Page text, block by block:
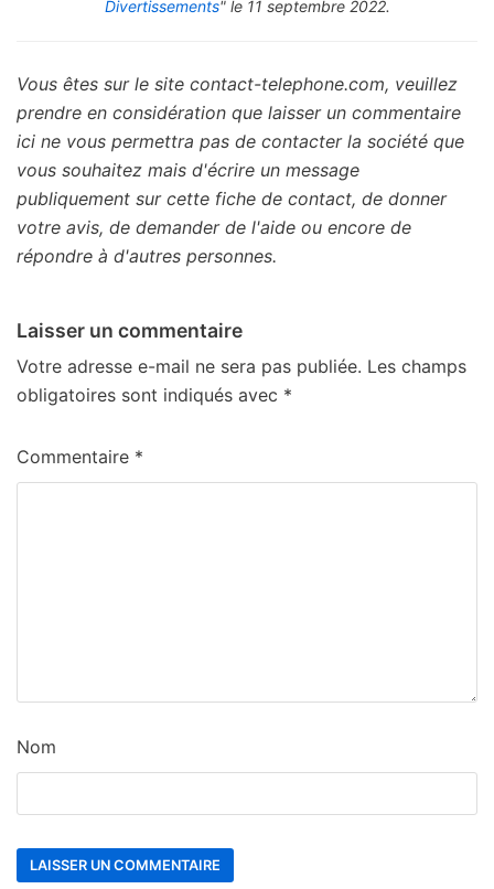
Divertissements" le 11 septembre 2022.
Vous êtes sur le site contact-telephone.com, veuillez
prendre en considération que laisser un commentaire
ici ne vous permettra pas de contacter la société que
vous souhaitez mais d'écrire un message
publiquement sur cette fiche de contact, de donner
votre avis, de demander de l'aide ou encore de
répondre à d'autres personnes.
Laisser un commentaire
Votre adresse e-mail ne sera pas publiée. Les champs
obligatoires sont indiqués avec *
Commentaire *
Nom